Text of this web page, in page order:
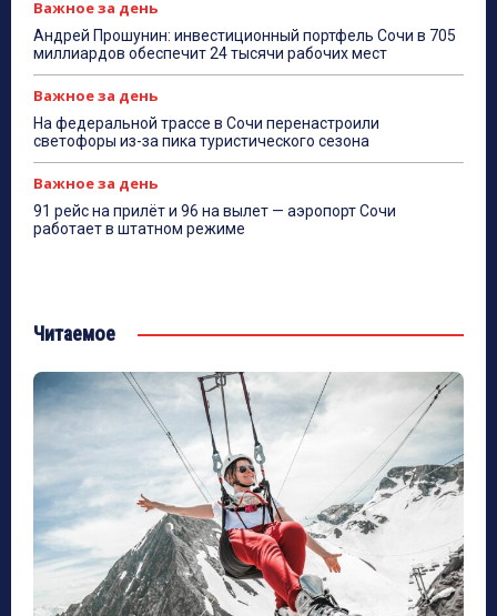
Важное за день
Андрей Прошунин: инвестиционный портфель Сочи в 705
миллиардов обеспечит 24 тысячи рабочих мест
Важное за день
На федеральной трассе в Сочи перенастроили
светофоры из-за пика туристического сезона
Важное за день
91 рейс на прилёт и 96 на вылет — аэропорт Сочи
работает в штатном режиме
Читаемое